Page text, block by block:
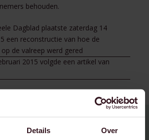
Details Over
behouden.
Dagblad plaatste zaterdag 14
een reconstructie van hoe de
de valreep werd gered
2015 volgde een artikel van
over dit